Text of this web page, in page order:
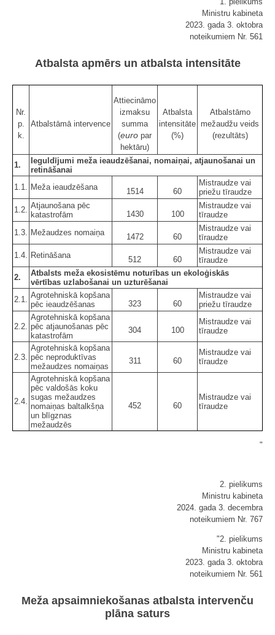
Ministru kabineta
2023. gada 3. oktobra
noteikumiem Nr. 561
Atbalsta apmērs un atbalsta intensitāte
Nr.
p.
k.
Atbalstāmā intervence
Attiecināmo
izmaksu
summa
(euro par
hektāru)
Atbalsta
intensitāte
(%)
Atbalstāmo
mežaudžu veids
(rezultāts)
1.
Ieguldījumi meža ieaudzēšanai, nomaiņai, atjaunošanai un
retināšanai
1.1.
Meža ieaudzēšana 1514 60
Mistraudze vai
priežu tīraudze
1.2. Atjaunošana pēc
katastrofām
1430 100
Mistraudze vai
tīraudze
1.3.
Mežaudzes nomaiņa 1472 60
Mistraudze vai
tīraudze
1.4.
Retināšana 512 60
Mistraudze vai
tīraudze
2.
Atbalsts meža ekosistēmu noturības un ekoloģiskās
vērtības uzlabošanai un uzturēšanai
2.1.
Agrotehniskā kopšana
pēc ieaudzēšanas
323 60
Mistraudze vai
priežu tīraudze
2.2.
Agrotehniskā kopšana
pēc atjaunošanas pēc
katastrofām
304 100
Mistraudze vai
tīraudze
2.3.
Agrotehniskā kopšana
pēc neproduktīvas
mežaudzes nomaiņas
311 60
Mistraudze vai
tīraudze
2.4.
Agrotehniskā kopšana
pēc valdošās koku
sugas mežaudzes
nomaiņas baltalkšņa
un blīgznas
mežaudzēs
452 60
Mistraudze vai
tīraudze
"
2. pielikums
Ministru kabineta
2024. gada 3. decembra
noteikumiem Nr. 767
"2. pielikums
Ministru kabineta
2023. gada 3. oktobra
noteikumiem Nr. 561
Meža apsaimniekošanas atbalsta intervenču
plāna saturs